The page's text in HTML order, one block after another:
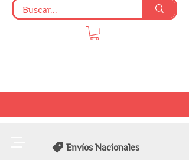
Envíos Nacionales